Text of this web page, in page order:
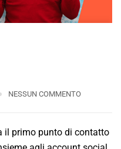
NESSUN COMMENTO
il primo punto di contatto